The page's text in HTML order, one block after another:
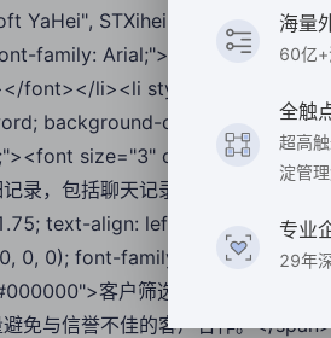
YaHei", STXihei; list-style-type:
family: Arial;">：对于大额订单，
font></li><li style="line-height:
background-color: rgba(0, 0,
size="3"
记录，包括聊天记录、邮件往来等
text-align: left; list-style-
0, 0); font-family: "Microsoft
客户筛选<span
避免与信誉不佳的客户合作。</
海量
60亿+
全触
超高
淀管
专业
29年